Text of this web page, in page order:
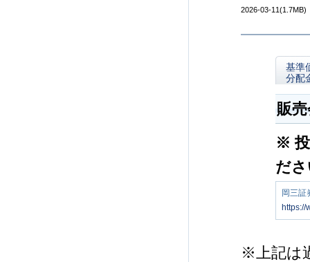
2026-03-11(1.7MB)
基準
分配
販
※ 投
だ
岡三証
https://
※上記は